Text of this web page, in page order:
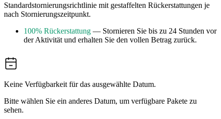
Standardstornierungsrichtlinie mit gestaffelten Rückerstattungen je
nach Stornierungszeitpunkt.
100% Rückerstattung — Stornieren Sie bis zu 24 Stunden vor
der Aktivität und erhalten Sie den vollen Betrag zurück.
Keine Verfügbarkeit für das ausgewählte Datum.
Bitte wählen Sie ein anderes Datum, um verfügbare Pakete zu
sehen.